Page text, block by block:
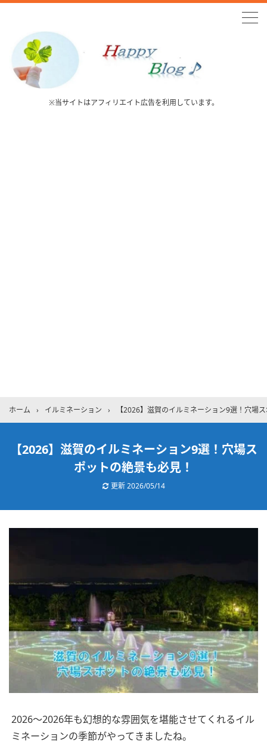
※当サイトはアフィリエイト広告を利用しています。
ホーム › イルミネーション › 【2026】滋賀のイルミネーション9選！穴場
【2026】滋賀のイルミネーション9選！穴場ス
ポットの絶景も必見！
更新2026/05/14
2026～2026年も幻想的な雰囲気を堪能させてくれるイル
ミネーションの季節がやってきましたね。